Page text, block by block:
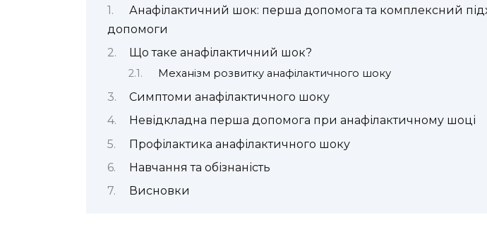
Анафілактичний шок: перша допомога та комплексний
допомоги
Що таке анафілактичний шок?
Механізм розвитку анафілактичного шоку
Симптоми анафілактичного шоку
Невідкладна перша допомога при анафілактичному шоці
Профілактика анафілактичного шоку
Навчання та обізнаність
Висновки